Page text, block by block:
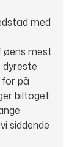
med
øens mest
dyreste
for på
biltoget
siddende